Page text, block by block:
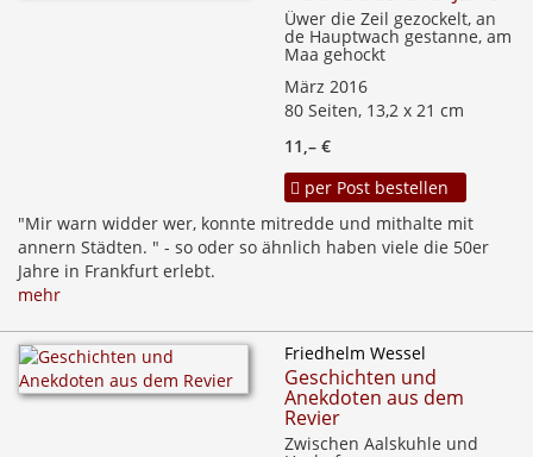
Üwer die Zeil gezockelt, an
de Hauptwach gestanne, am
Maa gehockt
März 2016
80 Seiten, 13,2 x 21 cm
11,– €
per Post bestellen
"Mir warn widder wer, konnte mitredde und mithalte mit
annern Städten. " - so oder so ähnlich haben viele die 50er
Jahre in Frankfurt erlebt.
mehr
Friedhelm Wessel
Geschichten und
Anekdoten aus dem
Revier
Zwischen Aalskuhle und